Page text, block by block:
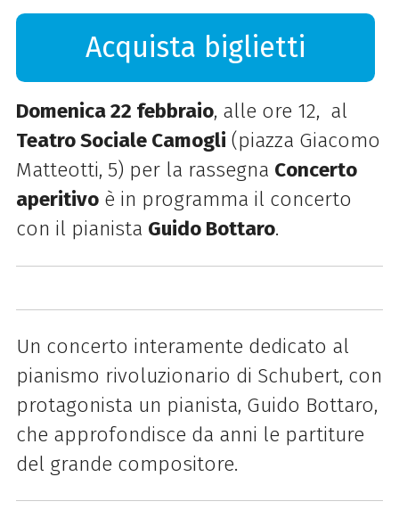
Acquista biglietti
Domenica 22 febbraio, alle ore 12, al
Teatro Sociale Camogli (piazza Giacomo
Matteotti, 5) per la rassegna Concerto
aperitivoè in programma il concerto
con il pianista Guido Bottaro.
Un concerto interamente dedicato al
pianismo rivoluzionario di Schubert, con
protagonista un pianista, Guido Bottaro,
che approfondisce da anni le partiture
del grande compositore.